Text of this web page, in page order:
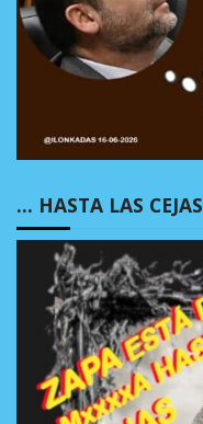
… HASTA LAS CEJAS